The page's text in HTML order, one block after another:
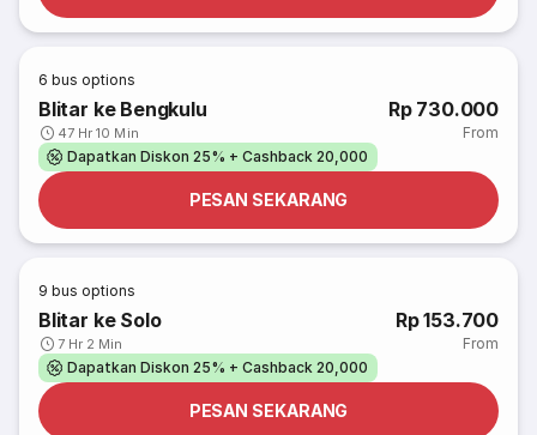
6 bus options
Blitar ke Bengkulu
47 Hr 10 Min
Rp 730.000
From
Dapatkan Diskon 25% + Cashback 20,000
PESAN SEKARANG
9 bus options
Blitar ke Solo
7 Hr 2 Min
Rp 153.700
From
Dapatkan Diskon 25% + Cashback 20,000
PESAN SEKARANG